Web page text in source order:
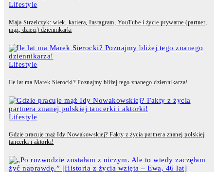
Lifestyle
Maja Strzelczyk: wiek, kariera, Instagram, YouTube i życie prywatne (partner,
mąż, dzieci) dziennikarki
Lifestyle
Ile lat ma Marek Sierocki? Poznajmy bliżej tego znanego dziennikarza!
Lifestyle
Gdzie pracuje mąż Idy Nowakowskiej? Fakty z życia partnera znanej polskiej
tancerki i aktorki!